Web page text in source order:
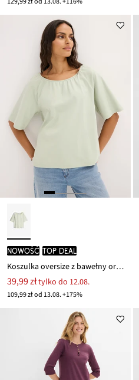
nowość TOP DEAL
Koszulka oversize z bawełny organicznej
39,99 złtylko do 12.08.
109,99 zł od 13.08. +175%